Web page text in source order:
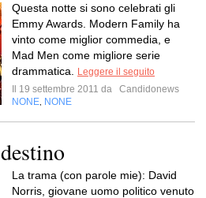
Questa notte si sono celebrati gli
Emmy Awards. Modern Family ha
vinto come miglior commedia, e
Mad Men come migliore serie
drammatica.
Leggere il seguito
Il 19 settembre 2011 da
Candidonews
NONE NONE
La trama (con parole mie): David
Norris, giovane uomo politico venuto